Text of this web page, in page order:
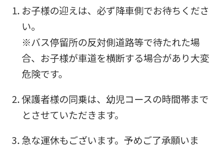
お子様の迎えは、必ず降車側でお待ちくださ
い。
※バス停留所の反対側道路等で待たれた場
合、お子様が車道を横断する場合があり大変
危険です。
保護者様の同乗は、幼児コースの時間帯まで
とさせていただきます。
急な運休もございます。予めご了承願いま
before
the
service.